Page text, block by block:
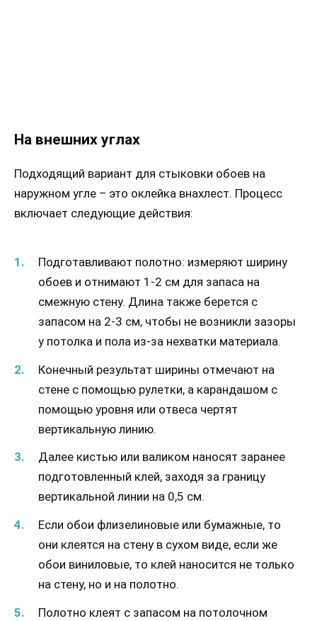
На внешних углах
Подходящий вариант для стыковки обоев на
наружном угле – это оклейка внахлест. Процесс
включает следующие действия:
Подготавливают полотно: измеряют ширину
обоев и отнимают 1-2 см для запаса на
смежную стену. Длина также берется с
запасом на 2-3 см, чтобы не возникли зазоры
у потолка и пола из-за нехватки материала.
Конечный результат ширины отмечают на
стене с помощью рулетки, а карандашом с
помощью уровня или отвеса чертят
вертикальную линию.
Далее кистью или валиком наносят заранее
подготовленный клей, заходя за границу
вертикальной линии на 0,5 см.
Если обои флизелиновые или бумажные, то
они клеятся на стену в сухом виде, если же
обои виниловые, то клей наносится не только
на стену, но и на полотно.
Полотно клеят с запасом на потолочном